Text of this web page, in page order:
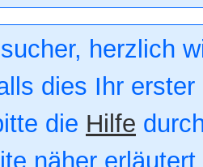
herzlich
dies Ihr
die Hilfe
näher